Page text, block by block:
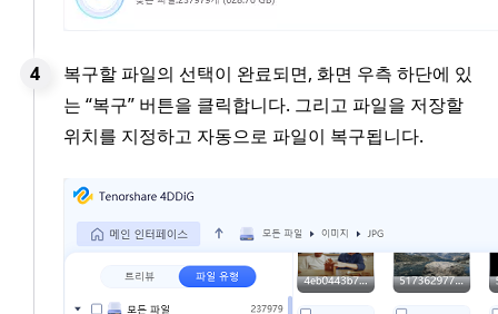
복구할 파일의 선택이 완료되면, 화면 우측 하단에 있
는 “복구” 버튼을 클릭합니다. 그리고 파일을 저장할
위치를 지정하고 자동으로 파일이 복구됩니다.